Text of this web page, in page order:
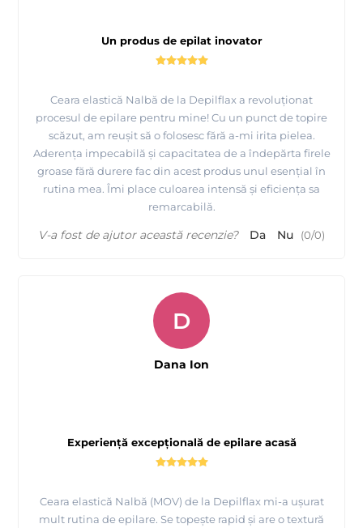
Un produs de epilat inovator
Ceara elastică Nalbă de la Depilflax a revoluționat
procesul de epilare pentru mine! Cu un punct de topire
scăzut, am reușit să o folosesc fără a-mi irita pielea.
Aderența impecabilă și capacitatea de a îndepărta firele
groase fără durere fac din acest produs unul esențial în
rutina mea. Îmi place culoarea intensă și eficiența sa
remarcabilă.
V-a fost de ajutor această recenzie? Da Nu (0/0)
Experiență excepțională de epilare acasă
Ceara elastică Nalbă (MOV) de la Depilflax mi-a ușurat
mult rutina de epilare. Se topește rapid și are o textură
D
Dana Ion